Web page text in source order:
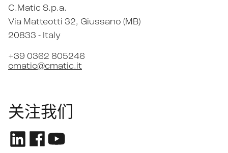
C.Matic S.p.a.
Via Matteotti 32, Giussano (MB)
20833 - Italy
+39 0362 805246
cmatic@cmatic.it
关注我们